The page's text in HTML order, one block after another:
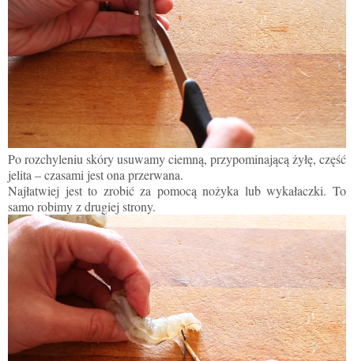
Po rozchyleniu skóry usuwamy ciemną, przypominającą żyłę, część
jelita – czasami jest ona przerwana.
Najłatwiej jest to zrobić za pomocą nożyka lub wykałaczki. To
samo robimy z drugiej strony.